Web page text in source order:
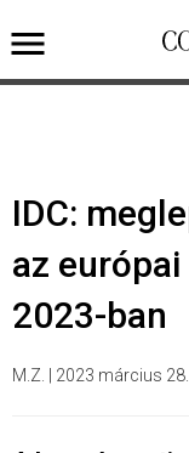
IDC:
az
2023-ban
M.Z. 2023 március